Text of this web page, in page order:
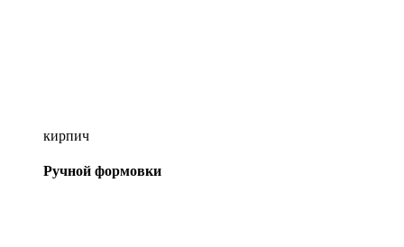
кирпич
Ручной формовки